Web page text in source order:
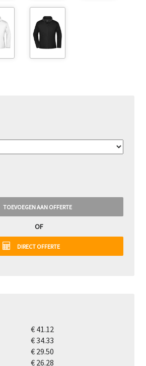
TOEVOEGEN AAN OFFERTE
OF
DIRECT OFFERTE
€ 41.12
€ 34.33
€ 29.50
€ 26.28